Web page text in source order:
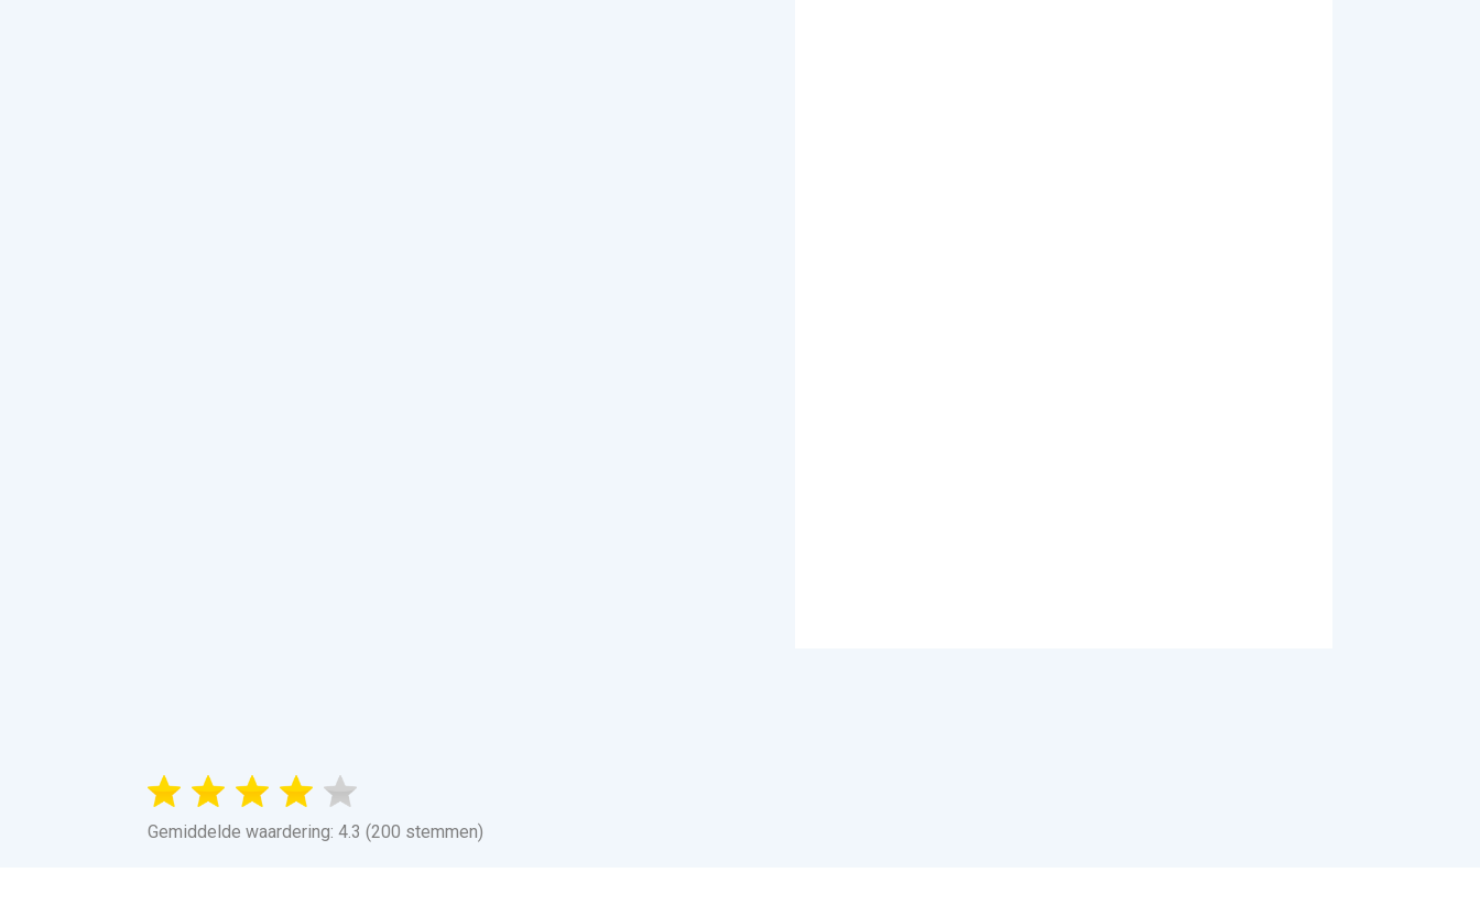
Gemiddelde waardering: 4.3 (200 stemmen)